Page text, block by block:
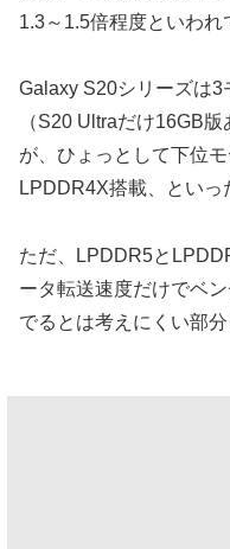
1.3～1.5倍程度といわれ
Galaxy S20シリーズは
（S20 Ultraだけ16GB
が、ひょっとして下位
LPDDR4X搭載、といっ
ただ、LPDDR5と
ータ転送速度だけでベ
でるとは考えにくい部分